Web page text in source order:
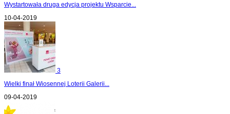
Wystartowała druga edycja projektu Wsparcie...
10-04-2019
3
Wielki finał Wiosennej Loterii Galerii...
09-04-2019